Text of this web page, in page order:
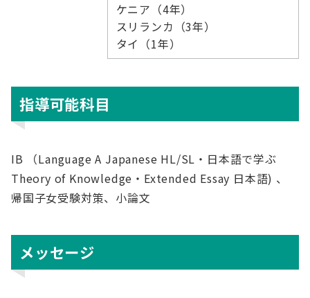
ケニア（4年）
スリランカ（3年）
タイ（1年）
指導可能科目
IB （Language A Japanese HL/SL・日本語で学ぶ
Theory of Knowledge・Extended Essay 日本語) 、
帰国子女受験対策、小論文
メッセージ